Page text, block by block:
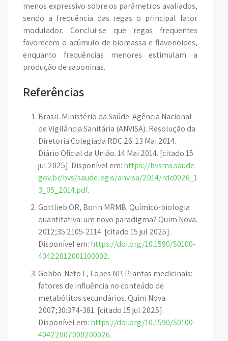
menos expressivo sobre os parâmetros avaliados,
sendo a frequência das regas o principal fator
modulador. Conclui-se que regas frequentes
favorecem o acúmulo de biomassa e flavonoides,
enquanto frequências menores estimulam a
produção de saponinas.
Referências
Brasil. Ministério da Saúde. Agência Nacional
de Vigilância Sanitária (ANVISA). Resolução da
Diretoria Colegiada RDC 26. 13 Mai 2014.
Diário Oficial da União. 14 Mai 2014. [citado 15
jul 2025]. Disponível em: https://bvsms.saude.
gov.br/bvs/saudelegis/anvisa/2014/rdc0026_1
3_05_2014.pdf.
Gottlieb OR, Borin MRMB. Químico-biologia
quantitativa: um novo paradigma? Quim Nova.
2012;35:2105-2114. [citado 15 jul 2025].
Disponível em: https://doi.org/10.1590/S0100-
40422012001100002.
Gobbo-Neto L, Lopes NP. Plantas medicinais:
fatores de influência no conteúdo de
metabólitos secundários. Quim Nova.
2007;30:374-381. [citado 15 jul 2025].
Disponível em: https://doi.org/10.1590/S0100-
40422007000200026.